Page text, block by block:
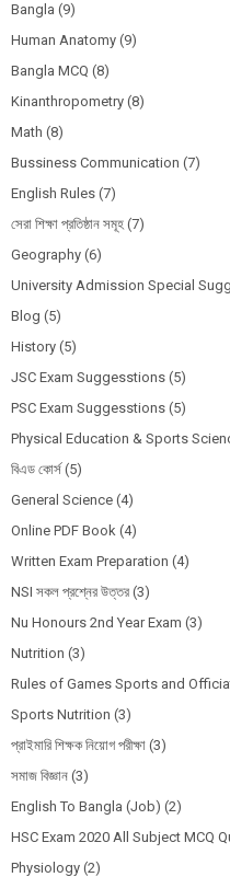
Bangla (9)
Human Anatomy (9)
Bangla MCQ (8)
Kinanthropometry (8)
Math (8)
Bussiness Communication (7)
English Rules (7)
সেরা শিক্ষা প্রতিষ্ঠান সমূহ (7)
Geography (6)
University Admission Special
Blog (5)
History (5)
JSC Exam Suggesstions (5)
PSC Exam Suggesstions (5)
Physical Education & Sports
বিএড কোর্স (5)
General Science (4)
Online PDF Book (4)
Written Exam Preparation (4)
NSI সকল প্রশ্নের উত্তর (3)
Nu Honours 2nd Year Exam (3)
Nutrition (3)
Rules of Games Sports and
Sports Nutrition (3)
প্রাইমারি শিক্ষক নিয়োগ পরীক্ষা (3)
সমাজ বিজ্ঞান (3)
English To Bangla (Job) (2)
HSC Exam 2020 All Subject MCQ
Physiology (2)